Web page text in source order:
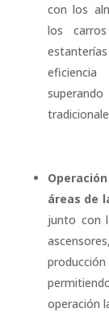
con los
los
eficiencia
áreas de
junto con
operación